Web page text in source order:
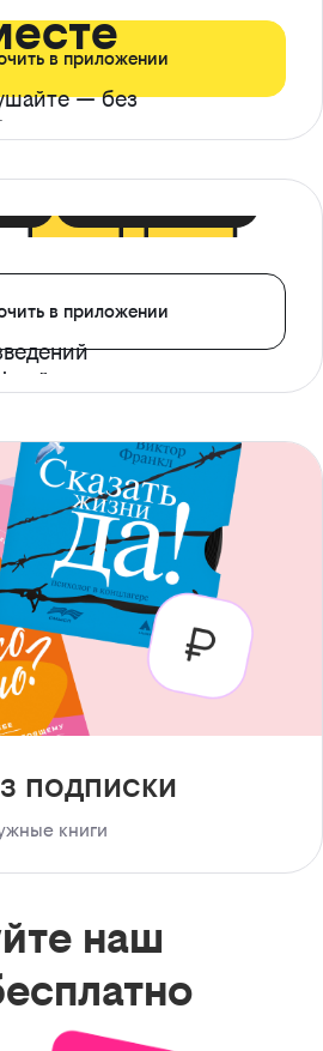
— без
в приложении
в приложении
подписки
книги
наш